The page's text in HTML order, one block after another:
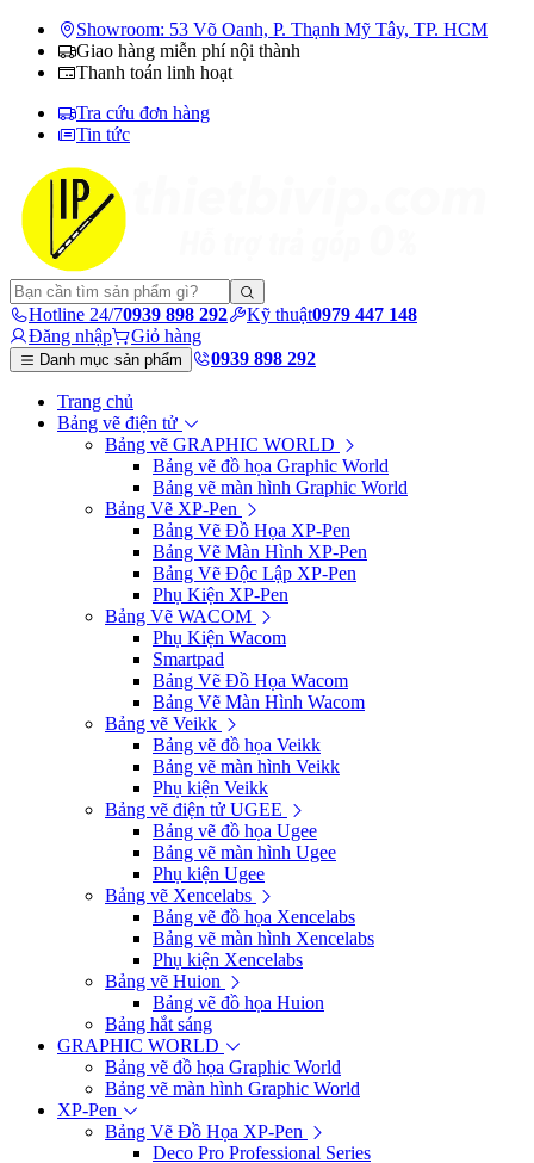
Showroom: 53 Võ Oanh, P. Thạnh Mỹ Tây, TP. HCM
Giao hàng miễn phí nội thành
Thanh toán linh hoạt
Tra cứu đơn hàng
Tin tức
Hotline 24/70939 898 292 Kỹ thuật0979 447 148
Đăng nhập
Giỏ hàng
Danh mục sản phẩm 0939 898 292
Trang chủ
Bảng vẽ điện tử
Bảng vẽ GRAPHIC WORLD
Bảng vẽ đồ họa Graphic World
Bảng vẽ màn hình Graphic World
Bảng Vẽ XP-Pen
Bảng Vẽ Đồ Họa XP-Pen
Bảng Vẽ Màn Hình XP-Pen
Bảng Vẽ Độc Lập XP-Pen
Phụ Kiện XP-Pen
Bảng Vẽ WACOM
Phụ Kiện Wacom
Smartpad
Bảng Vẽ Đồ Họa Wacom
Bảng Vẽ Màn Hình Wacom
Bảng vẽ Veikk
Bảng vẽ đồ họa Veikk
Bảng vẽ màn hình Veikk
Phụ kiện Veikk
Bảng vẽ điện tử UGEE
Bảng vẽ đồ họa Ugee
Bảng vẽ màn hình Ugee
Phụ kiện Ugee
Bảng vẽ Xencelabs
Bảng vẽ đồ họa Xencelabs
Bảng vẽ màn hình Xencelabs
Phụ kiện Xencelabs
Bảng vẽ Huion
Bảng vẽ đồ họa Huion
Bảng hắt sáng
GRAPHIC WORLD
Bảng vẽ đồ họa Graphic World
Bảng vẽ màn hình Graphic World
XP-Pen
Bảng Vẽ Đồ Họa XP-Pen
Deco Pro Professional Series